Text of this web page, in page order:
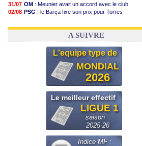
31/07 OM : Meunier avait un accord avec le club
02/08 PSG : le Barça fixe son prix pour Torres
03/08 FIFA: Infantino sollicite Trump
A SUIVRE
L'equipe type de
MONDIAL
2026
Le meilleur effectif
LIGUE 1
saison
2025-26
Indice MF :